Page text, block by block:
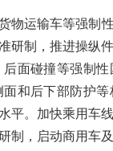
物运输车等强制
研制，推进操纵
面碰撞等强制
和后下部防护
平。加快乘用车
制，启动商用车